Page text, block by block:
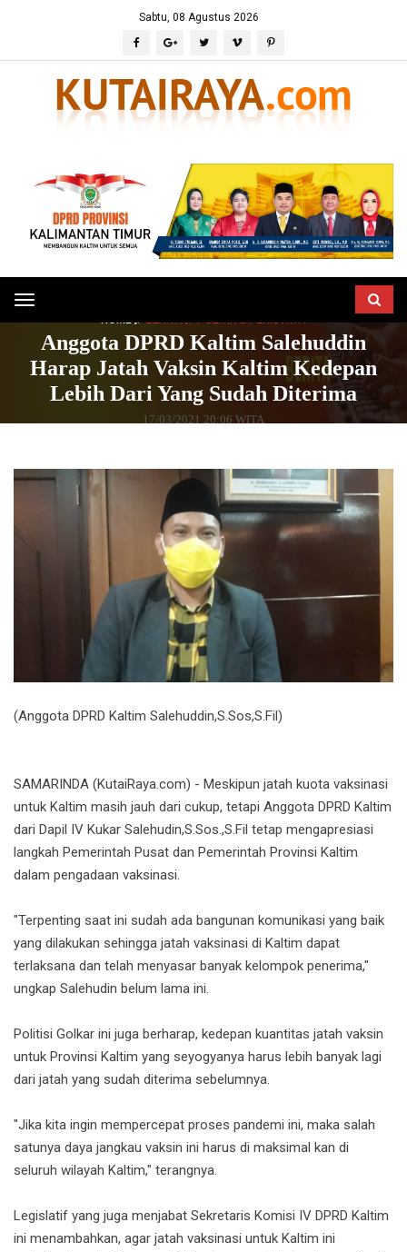
Sabtu, 08 Agustus 2026
Toggle
navigation
Anggota DPRD Kaltim Salehuddin
Harap Jatah Vaksin Kaltim Kedepan
Lebih Dari Yang Sudah Diterima
17/03/2021 20:06 WITA
(Anggota DPRD Kaltim Salehuddin,S.Sos,S.Fil)
SAMARINDA (KutaiRaya.com) - Meskipun jatah kuota vaksinasi
untuk Kaltim masih jauh dari cukup, tetapi Anggota DPRD Kaltim
dari Dapil IV Kukar Salehudin,S.Sos.,S.Fil tetap mengapresiasi
langkah Pemerintah Pusat dan Pemerintah Provinsi Kaltim
dalam pengadaan vaksinasi.
"Terpenting saat ini sudah ada bangunan komunikasi yang baik
yang dilakukan sehingga jatah vaksinasi di Kaltim dapat
terlaksana dan telah menyasar banyak kelompok penerima,"
ungkap Salehudin belum lama ini.
Politisi Golkar ini juga berharap, kedepan kuantitas jatah vaksin
untuk Provinsi Kaltim yang seyogyanya harus lebih banyak lagi
dari jatah yang sudah diterima sebelumnya.
"Jika kita ingin mempercepat proses pandemi ini, maka salah
satunya daya jangkau vaksin ini harus di maksimal kan di
seluruh wilayah Kaltim," terangnya.
Legislatif yang juga menjabat Sekretaris Komisi IV DPRD Kaltim
ini menambahkan, agar jatah vaksinasi untuk Kaltim ini